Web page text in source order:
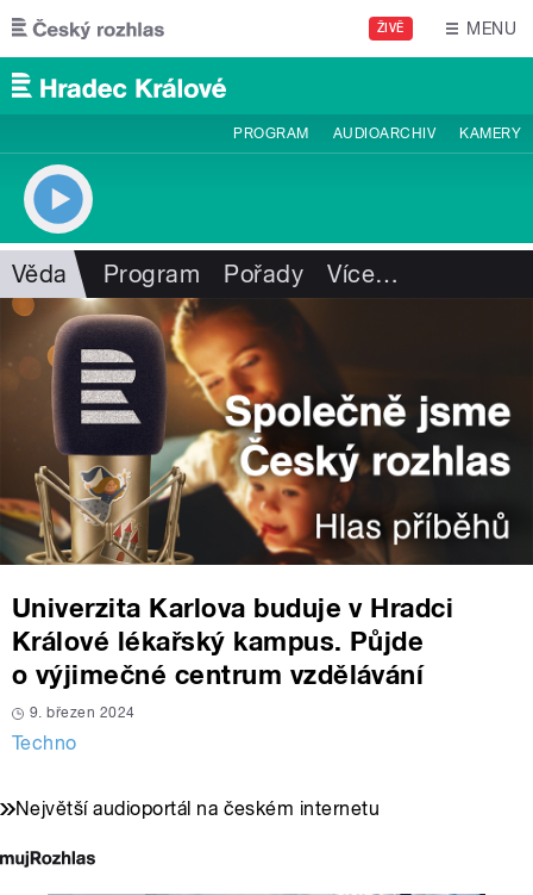
Přejít k hlavnímu obsahu
ŽIVĚ MENU
PROGRAM AUDIOARCHIV KAMERY
Věda Program Pořady Více…
Univerzita Karlova buduje v Hradci
Králové lékařský kampus. Půjde
o výjimečné centrum vzdělávání
9. březen 2024
Techno
Největší audioportál na českém internetu